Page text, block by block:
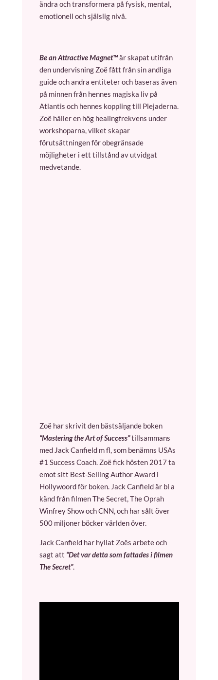
ändra och transformera på fysisk, mental,
emotionell och själslig nivå.
Be an Attractive Magnet™är skapat utifrån
den undervisning Zoë fått från sin andliga
guide och andra entiteter och baseras även
på minnen från hennes magiska liv på
Atlantis och hennes koppling till Plejaderna.
Zoë håller en hög healingfrekvens under
workshoparna, vilket skapar
förutsättningen för obegränsade
möjligheter i ett tillstånd av utvidgat
medvetande.
Zoë har skrivit den bästsäljande boken
“Mastering the Art of Success”tillsammans
med Jack Canfield m fl, som benämns USAs
#1 Success Coach. Zoë fick hösten 2017 ta
emot sitt Best-Selling Author Award i
Hollywoord för boken. Jack Canfield är bl a
känd från filmen The Secret, The Oprah
Winfrey Show och CNN, och har sålt över
500 miljoner böcker världen över.
Jack Canfield har hyllat Zoës arbete och
sagt att “Det var detta som fattades i filmen
The Secret”.